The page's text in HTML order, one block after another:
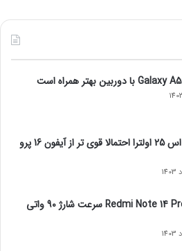
گلکسی اس 25 اولترا احتمالا قوی تر از آیفون 16 پرو
گوشی Redmi Note 14 Pro سرعت شارژ 90 واتی